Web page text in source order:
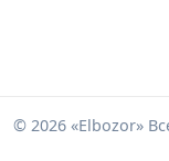
© 2026 «Elbozor»